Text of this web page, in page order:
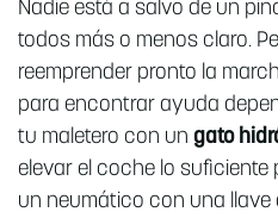
Nadie está a salvo de un
todos más o menos claro.
reemprender pronto la
para encontrar ayuda
tu maletero con un gato
elevar el coche lo
un neumático con una llave